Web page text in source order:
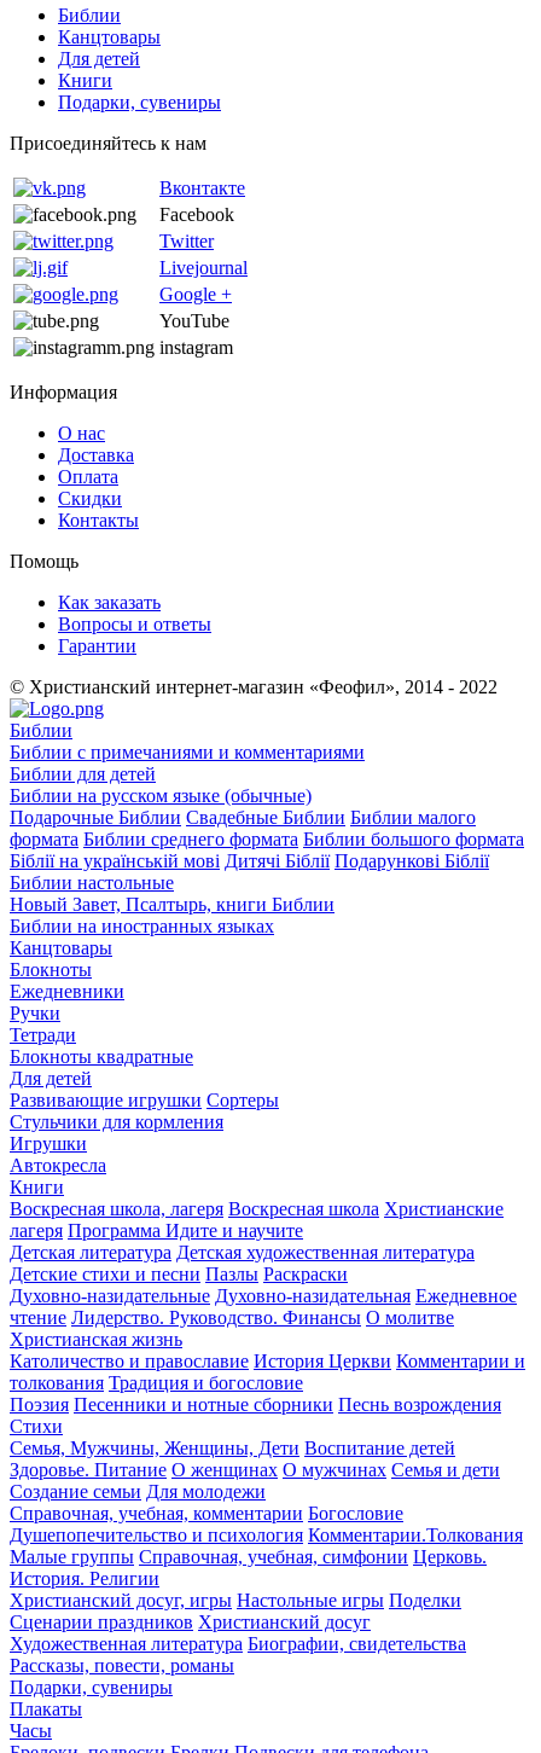
Библии
Канцтовары
Для детей
Книги
Подарки, сувениры
Присоединяйтесь к нам
Вконтакте
Facebook
Twitter
Livejournal
Google +
YouTube
instagram
Информация
О нас
Доставка
Оплата
Скидки
Контакты
Помощь
Как заказать
Вопросы и ответы
Гарантии
© Христианский интернет-магазин «Феофил», 2014 - 2022
Библии
Библии с примечаниями и комментариями
Библии для детей
Библии на русском языке (обычные)
Подарочные Библии Свадебные Библии Библии малого
формата Библии среднего формата Библии большого формата
Біблії на українській мові Дитячі Біблії Подарункові Біблії
Библии настольные
Новый Завет, Псалтырь, книги Библии
Библии на иностранных языках
Канцтовары
Блокноты
Ежедневники
Ручки
Тетради
Блокноты квадратные
Для детей
Развивающие игрушки Сортеры
Стульчики для кормления
Игрушки
Автокресла
Книги
Воскресная школа, лагеря Воскресная школа Христианские
лагеря Программа Идите и научите
Детская литература Детская художественная литература
Детские стихи и песни Пазлы Раскраски
Духовно-назидательные Духовно-назидательная Ежедневное
чтение Лидерство. Руководство. Финансы О молитве
Христианская жизнь
Католичество и православие История Церкви Комментарии и
толкования Традиция и богословие
Поэзия Песенники и нотные сборники Песнь возрождения
Стихи
Семья, Мужчины, Женщины, Дети Воспитание детей
Здоровье. Питание О женщинах О мужчинах Семья и дети
Создание семьи Для молодежи
Справочная, учебная, комментарии Богословие
Душепопечительство и психология Комментарии.Толкования
Малые группы Справочная, учебная, симфонии Церковь.
История. Религии
Христианский досуг, игры Настольные игры Поделки
Сценарии праздников Христианский досуг
Художественная литература Биографии, свидетельства
Рассказы, повести, романы
Подарки, сувениры
Плакаты
Часы